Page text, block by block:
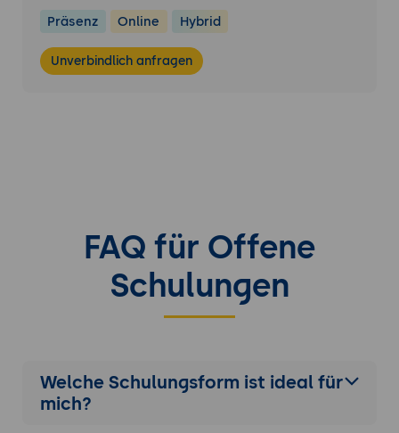
Präsenz Online Hybrid
Unverbindlich anfragen
FAQ für Offene
Schulungen
Welche Schulungsform ist ideal für
mich?